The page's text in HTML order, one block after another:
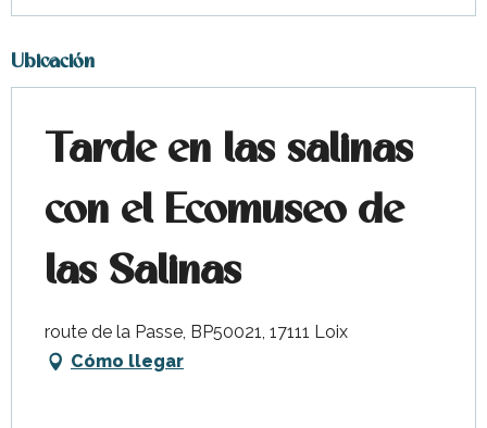
Ubicación
Tarde en las salinas
con el Ecomuseo de
las Salinas
route de la Passe, BP50021, 17111 Loix
Cómo llegar